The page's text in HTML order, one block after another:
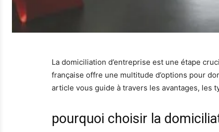
La domiciliation d’entreprise est une étape
française offre une multitude d’options pour
article vous guide à travers les avantages, les
pourquoi choisir la